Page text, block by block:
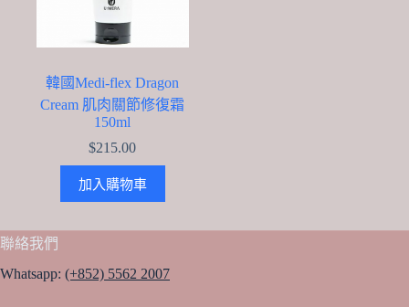
韓國Medi-flex Dragon
Cream 肌肉關節修復霜
150ml
$215.00
加入購物車
聯絡我們
Whatsapp: (+852) 5562 2007